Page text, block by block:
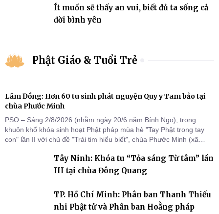
Ít muốn sẽ thấy an vui, biết đủ ta sống cả
đời bình yên
Phật Giáo & Tuổi Trẻ
Lâm Đồng: Hơn 60 tu sinh phát nguyện Quy y Tam bảo tại
chùa Phước Minh
PSO – Sáng 2/8/2026 (nhằm ngày 20/6 năm Bính Ngọ), trong
khuôn khổ khóa sinh hoạt Phật pháp mùa hè "Tay Phật trong tay
con" lần II với chủ đề "Trái tim hiểu biết", chùa Phước Minh (xã
cho hơn 60 tu sinh.Tây Ninh: Khóa tu “Tỏa sáng Từ tâm” lần
III tại chùa Đông Quang
TP. Hồ Chí Minh: Phân ban Thanh Thiếu
nhi Phật tử và Phân ban Hoằng pháp